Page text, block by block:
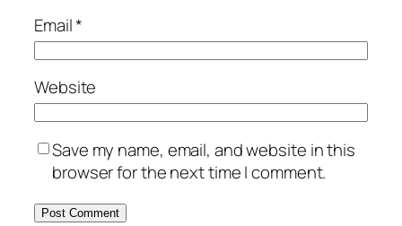
Email*
Website
Save my name, email, and website in this
browser for the next time I comment.